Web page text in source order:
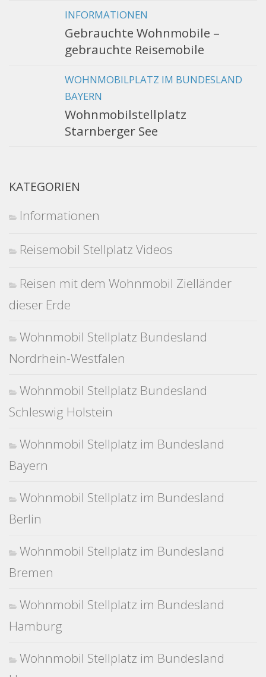
INFORMATIONEN
Gebrauchte Wohnmobile –
gebrauchte Reisemobile
WOHNMOBILPLATZ IM BUNDESLAND
BAYERN
Wohnmobilstellplatz
Starnberger See
KATEGORIEN
Informationen
Reisemobil Stellplatz Videos
Reisen mit dem Wohnmobil Zielländer
dieser Erde
Wohnmobil Stellplatz Bundesland
Nordrhein-Westfalen
Wohnmobil Stellplatz Bundesland
Schleswig Holstein
Wohnmobil Stellplatz im Bundesland
Bayern
Wohnmobil Stellplatz im Bundesland
Berlin
Wohnmobil Stellplatz im Bundesland
Bremen
Wohnmobil Stellplatz im Bundesland
Hamburg
Wohnmobil Stellplatz im Bundesland